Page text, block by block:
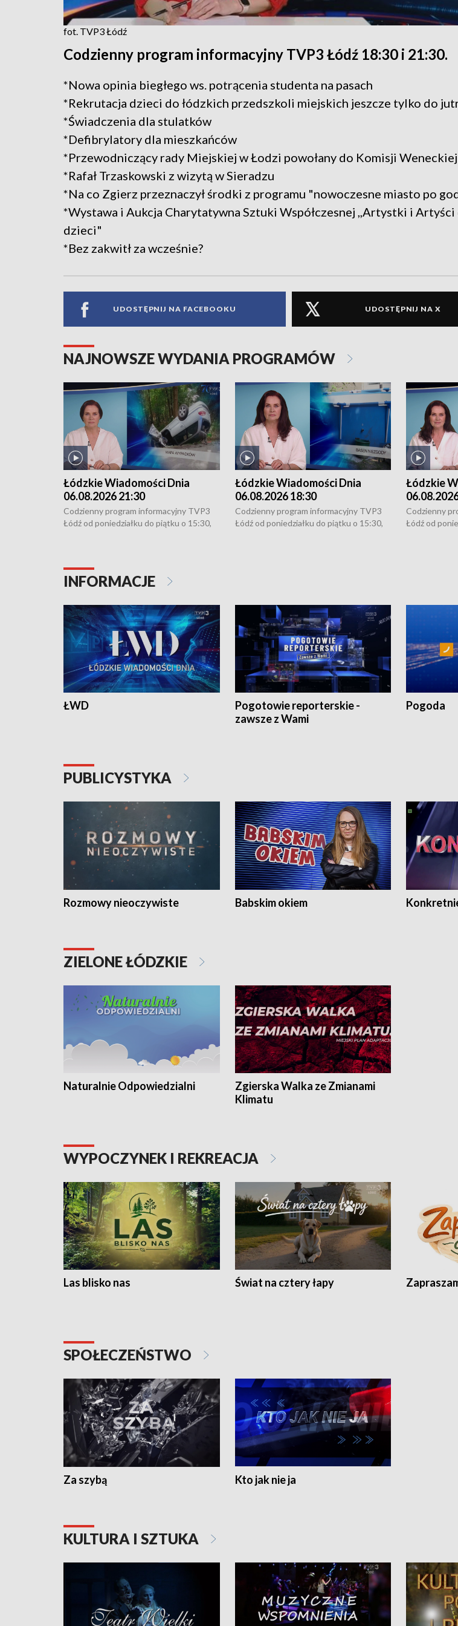
fot. TVP3 Łódź
Codzienny program informacyjny TVP3 Łódź 18:30 i 21:30.
*Nowa opinia biegłego ws. potrącenia studenta na pasach
*Rekrutacja dzieci do łódzkich przedszkoli miejskich jeszcze tylko do
*Świadczenia dla stulatków
*Defibrylatory dla mieszkańców
*Przewodniczący rady Miejskiej w Łodzi powołany do Komisji Weneckiej
*Rafał Trzaskowski z wizytą w Sieradzu
*Na co Zgierz przeznaczył środki z programu "nowoczesne miasto po
*Wystawa i Aukcja Charytatywna Sztuki Współczesnej ,,Artystki i Artyści
dzieci"
*Bez zakwitł za wcześnie?
UDOSTĘPNIJ NA FACEBOOKU UDOSTĘPNIJ NA X
NAJNOWSZE WYDANIA PROGRAMÓW
Łódzkie Wiadomości Dnia
06.08.2026 21:30
Codzienny program informacyjny TVP3
Łódź od poniedziałku do piątku o 15:30,
Łódzkie Wiadomości Dnia
06.08.2026 18:30
Codzienny program informacyjny TVP3
Łódź od poniedziałku do piątku o 15:30,
Łódzkie
Codzienny
Łódź od
INFORMACJE
ŁWD
Pogotowie reporterskie -
zawsze z Wami
Pogoda
PUBLICYSTYKA
Rozmowy nieoczywiste Babskim okiem
ZIELONE ŁÓDZKIE
Naturalnie Odpowiedzialni
Zgierska Walka ze Zmianami
Klimatu
WYPOCZYNEK I REKREACJA
Las blisko nas Świat na cztery łapy
SPOŁECZEŃSTWO
Za szybą Kto jak nie ja
KULTURA I SZTUKA